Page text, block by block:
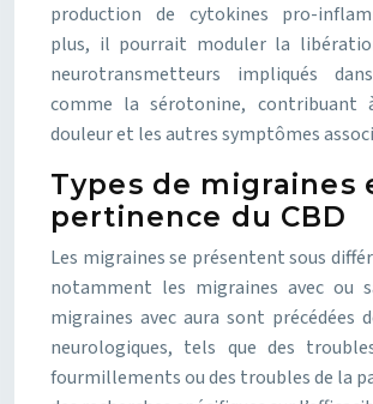
production de cytokines pro-
plus, il pourrait moduler la
neurotransmetteurs impliqués
comme la sérotonine, contribuant
douleur et les autres symptômes
Types de migraines
pertinence du CBD
Les migraines se présentent sous
notamment les migraines avec ou
migraines avec aura sont précédées
neurologiques, tels que des
fourmillements ou des troubles de la